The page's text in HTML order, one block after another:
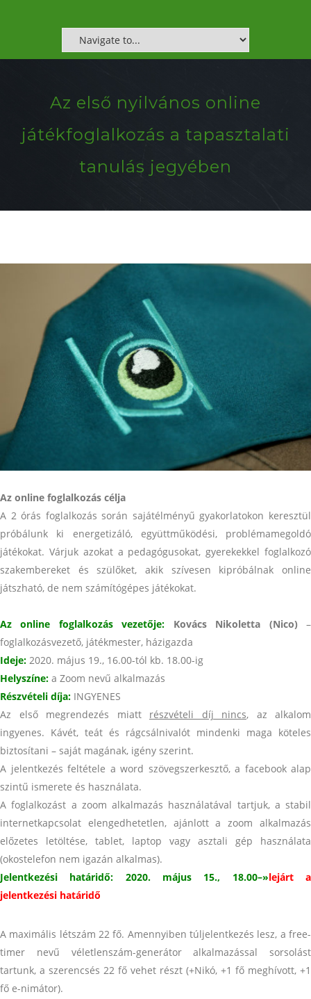
Az első nyilvános online
játékfoglalkozás a tapasztalati
tanulás jegyében
Az online foglalkozás célja
A 2 órás foglalkozás során sajátélményű gyakorlatokon keresztül
próbálunk ki energetizáló, együttműködési, problémamegoldó
játékokat. Várjuk azokat a pedagógusokat, gyerekekkel foglalkozó
szakembereket és szülőket, akik szívesen kipróbálnak online
játszható, de nem számítógépes játékokat.
Az online foglalkozás vezetője:
Kovács Nikoletta (Nico) –
foglalkozásvezető, játékmester, házigazda
Ideje: 2020. május 19., 16.00-tól kb. 18.00-ig
Helyszíne: a Zoom nevű alkalmazás
Részvételi díja: INGYENES
Az első megrendezés miatt részvételi díj nincs, az alkalom
ingyenes. Kávét, teát és rágcsálnivalót mindenki maga köteles
biztosítani – saját magának, igény szerint.
A jelentkezés feltétele a word szövegszerkesztő, a facebook alap
szintű ismerete és használata.
A foglalkozást a zoom alkalmazás használatával tartjuk, a stabil
internetkapcsolat elengedhetetlen, ajánlott a zoom alkalmazás
előzetes letöltése, tablet, laptop vagy asztali gép használata
(okostelefon nem igazán alkalmas).
Jelentkezési határidő:
2020. május 15., 18.00–»lejárt a
jelentkezési határidő
A maximális létszám 22 fő. Amennyiben túljelentkezés lesz, a free-
timer nevű véletlenszám-generátor alkalmazással sorsolást
tartunk, a szerencsés 22 fő vehet részt (+Nikó, +1 fő meghívott, +1
fő e-nimátor).